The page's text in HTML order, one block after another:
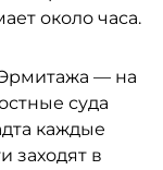
около часа.
Эрмитажа — на
суда
каждые
заходят в